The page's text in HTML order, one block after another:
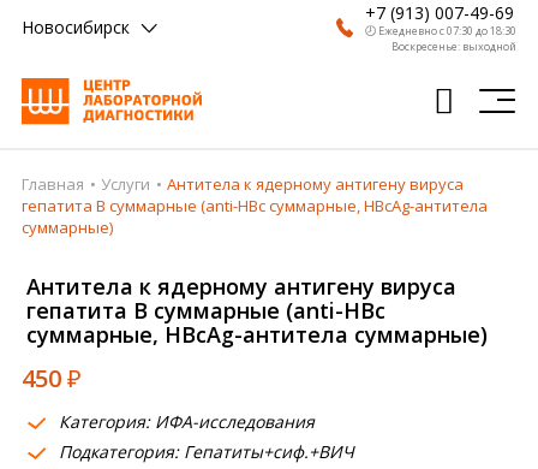
Новосибирск
+7 (913) 007-49-69
🕗 Ежедневно с 07:30 до 18:30
Воскресенье: выходной
Главная
Анализы
Врачи
Получить результат
Пациентам
О компании
Главная Услуги
Антитела к ядерному антигену вируса
гепатита В суммарные (anti-HBc суммарные, HBcAg-антитела
суммарные)
Антитела к ядерному антигену вируса
гепатита В суммарные (anti-HBc
суммарные, HBcAg-антитела суммарные)
450₽
Категория: ИФА-исследования
Подкатегория: Гепатиты+сиф.+ВИЧ